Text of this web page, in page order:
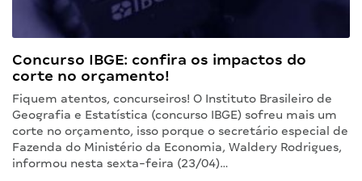
Concurso IBGE: confira os impactos do
corte no orçamento!
Fiquem atentos, concurseiros! O Instituto Brasileiro de
Geografia e Estatística (concurso IBGE) sofreu mais um
corte no orçamento, isso porque o secretário especial de
Fazenda do Ministério da Economia, Waldery Rodrigues,
informou nesta sexta-feira (23/04)…